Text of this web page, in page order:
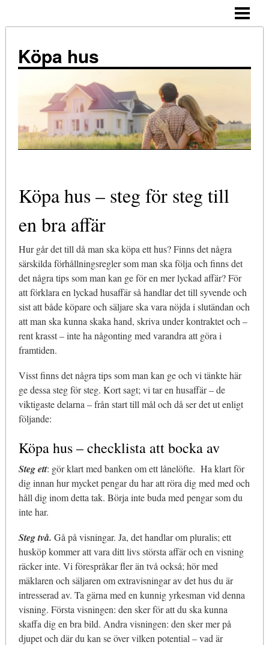
TIPS
NÄR KÖPA?
KOSTNADER
Köpa hus
Köpa hus – steg för steg till
en bra affär
Hur går det till då man ska köpa ett hus? Finns det några
särskilda förhållningsregler som man ska följa och finns det
det några tips som man kan ge för en mer lyckad affär? För
att förklara en lyckad husaffär så handlar det till syvende och
sist att både köpare och säljare ska vara nöjda i slutändan och
att man ska kunna skaka hand, skriva under kontraktet och –
rent krasst – inte ha någonting med varandra att göra i
framtiden.
Visst finns det några tips som man kan ge och vi tänkte här
ge dessa steg för steg. Kort sagt; vi tar en husaffär – de
viktigaste delarna – från start till mål och då ser det ut enligt
följande:
Köpa hus – checklista att bocka av
Steg ett: gör klart med banken om ett lånelöfte. Ha klart för
dig innan hur mycket pengar du har att röra dig med med och
håll dig inom detta tak. Börja inte buda med pengar som du
inte har.
Steg två. Gå på visningar. Ja, det handlar om pluralis; ett
husköp kommer att vara ditt livs största affär och en visning
räcker inte. Vi förespråkar fler än två också; hör med
mäklaren och säljaren om extravisningar av det hus du är
intresserad av. Ta gärna med en kunnig yrkesman vid denna
visning. Första visningen: den sker för att du ska kunna
skaffa dig en bra bild. Andra visningen: den sker mer på
djupet och där du kan se över vilken potential – vad är